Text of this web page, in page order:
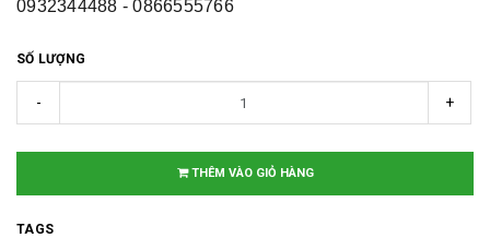
0932344488 - 0866555766
SỐ LƯỢNG
- +
THÊM VÀO GIỎ HÀNG
TAGS